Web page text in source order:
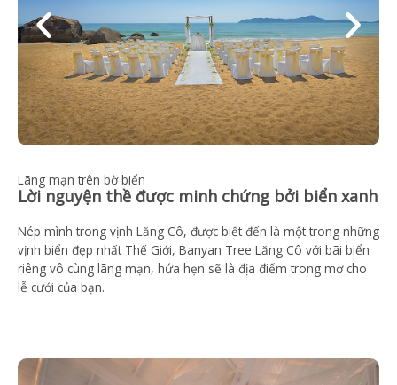
Lãng mạn trên bờ biển
Lời nguyện thề được minh chứng bởi biển xanh
Nép mình trong vịnh Lăng Cô, được biết đến là một trong những
vịnh biển đẹp nhất Thế Giới, Banyan Tree Lăng Cô với bãi biển
riêng vô cùng lãng mạn, hứa hẹn sẽ là địa điểm trong mơ cho
lễ cưới của bạn.